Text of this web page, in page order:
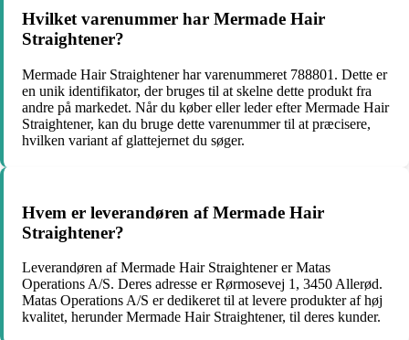
Hvilket varenummer har Mermade Hair
Straightener?
Mermade Hair Straightener har varenummeret 788801. Dette er
en unik identifikator, der bruges til at skelne dette produkt fra
andre på markedet. Når du køber eller leder efter Mermade Hair
Straightener, kan du bruge dette varenummer til at præcisere,
hvilken variant af glattejernet du søger.
Hvem er leverandøren af Mermade Hair
Straightener?
Leverandøren af Mermade Hair Straightener er Matas
Operations A/S. Deres adresse er Rørmosevej 1, 3450 Allerød.
Matas Operations A/S er dedikeret til at levere produkter af høj
kvalitet, herunder Mermade Hair Straightener, til deres kunder.